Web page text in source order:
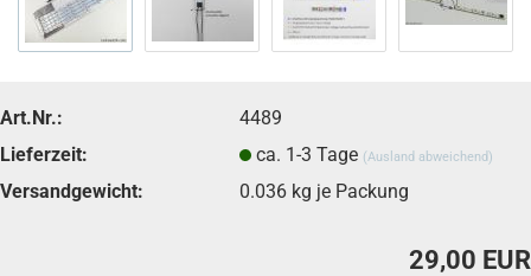
Art.Nr.:
4489
Lieferzeit:
ca. 1-3 Tage (Ausland abweichend)
Versandgewicht: 0.036kg je Packung
29,00 EUR